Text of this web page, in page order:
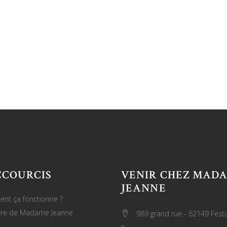
ça fonctionne ?
de Madame Jeanne
VENIR CHEZ
JEANNE
989 grand rue - 62149